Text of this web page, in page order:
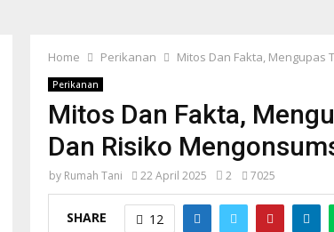
Home Perikanan Mitos Dan Fakta, Mengupas
Perikanan
Mitos Dan Fakta,
Dan Risiko
by Rumah Tani 22 April 2025 2 7025
SHARE 12